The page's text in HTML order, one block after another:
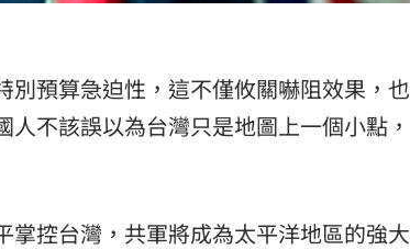
預算急迫性，這不僅攸關嚇阻效果，也
不該誤以為台灣只是地圖上一個小點，
控台灣，共軍將成為太平洋地區的強大